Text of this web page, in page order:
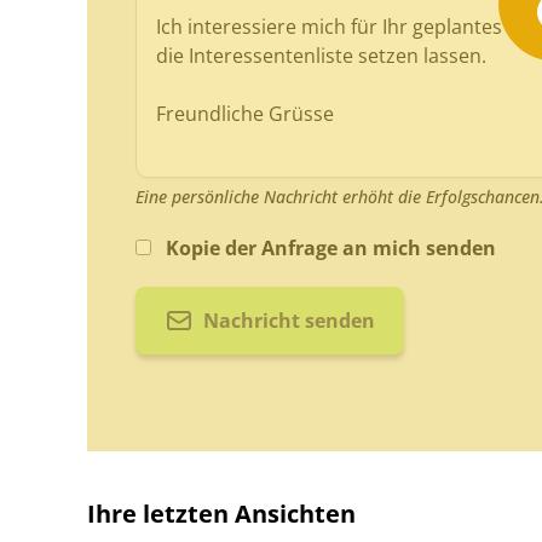
Eine persönliche Nachricht erhöht die
Kopie der Anfrage an mich senden
Nachricht senden
Ihre letzten Ansichten